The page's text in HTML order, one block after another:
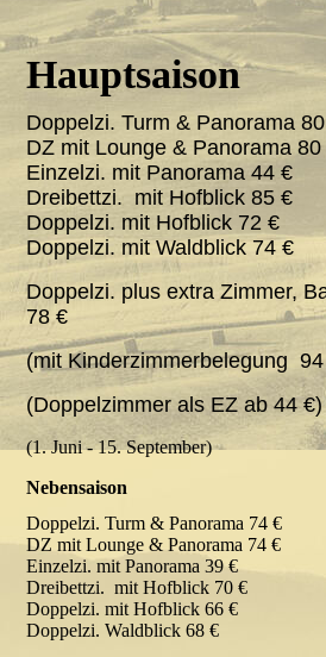
Hauptsaison
Doppelzi. Turm & Panorama
DZ mit Lounge & Panorama 80
Einzelzi. mit Panorama 44 €
Dreibettzi. mit Hofblick 85 €
Doppelzi. mit Hofblick 72 €
Doppelzi. mit Waldblick 74 €
Doppelzi. plus extra Zimmer,
78 €
(mit Kinderzimmerbelegung
(Doppelzimmer als EZ ab 44 €)
(1. Juni - 15. September)
Nebensaison
Doppelzi. Turm & Panorama 74 €
DZ mit Lounge & Panorama 74 €
Einzelzi. mit Panorama 39 €
Dreibettzi. mit Hofblick 70 €
Doppelzi. mit Hofblick 66 €
Doppelzi. Waldblick 68 €